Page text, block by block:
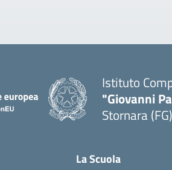
Istituto
"Giovanni
Stornara (FG)
La Scuola